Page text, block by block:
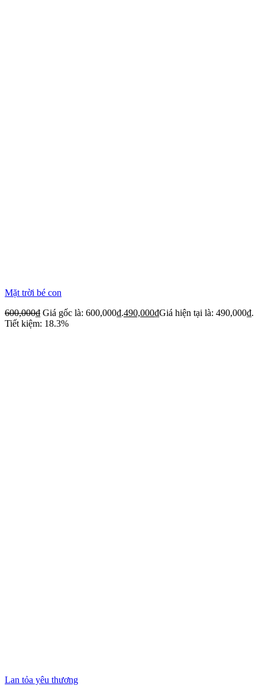
Mặt trời bé con
600,000₫ Giá gốc là: 600,000₫.490,000₫Giá hiện tại là: 490,000₫.
Tiết kiệm: 18.3%
Lan tỏa yêu thương